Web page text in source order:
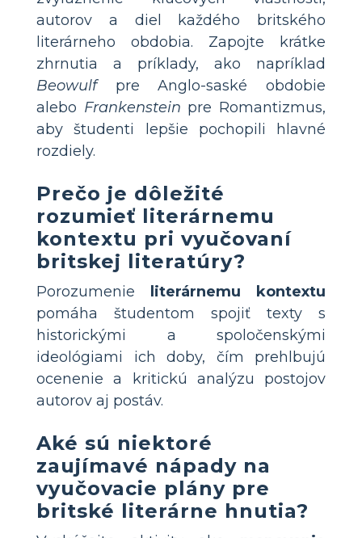
autorov a diel každého britského
literárneho obdobia. Zapojte krátke
zhrnutia a príklady, ako napríklad
Beowulfpre Anglo-saské obdobie
alebo Frankenstein pre Romantizmus,
aby študenti lepšie pochopili hlavné
rozdiely.
Prečo je dôležité
rozumieť literárnemu
kontextu pri vyučovaní
britskej literatúry?
Porozumenie
literárnemu kontextu
pomáha študentom spojiť texty s
historickými a spoločenskými
ideológiami ich doby, čím prehlbujú
ocenenie a kritickú analýzu postojov
autorov aj postáv.
Aké sú niektoré
zaujímavé nápady na
vyučovacie plány pre
britské literárne hnutia?